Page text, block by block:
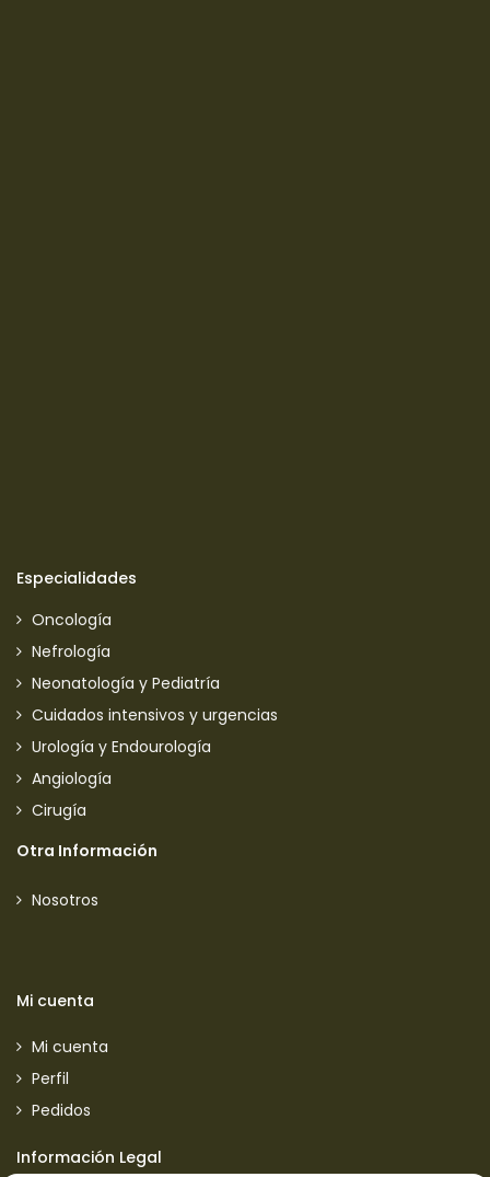
Especialidades
Oncología
Nefrología
Neonatología y Pediatría
Cuidados intensivos y urgencias
Urología y Endourología
Angiología
Cirugía
Otra Información
Nosotros
Mi cuenta
Mi cuenta
Perfil
Pedidos
Información Legal